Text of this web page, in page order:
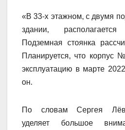
«В 33-х этажном, с двумя
здании,
Подземная стоянка
Планируется, что корпус
эксплуатацию в марте
он.
По словам Сергея
уделяет большое